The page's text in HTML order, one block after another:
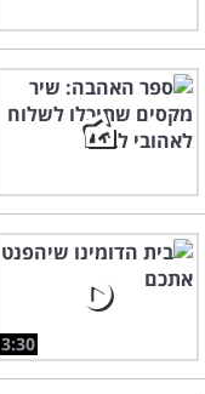
3:30